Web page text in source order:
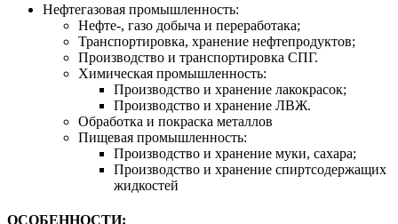
Нефтегазовая промышленность:
Нефте-, газо добыча и переработака;
Транспортировка, хранение нефтепродуктов;
Производство и транспортировка СПГ.
Химическая промышленность:
Производство и хранение лакокрасок;
Производство и хранение ЛВЖ.
Обработка и покраска металлов
Пищевая промышленность:
Производство и хранение муки, сахара;
Производство и хранение спиртсодержащих
жидкостей
ОСОБЕННОСТИ: